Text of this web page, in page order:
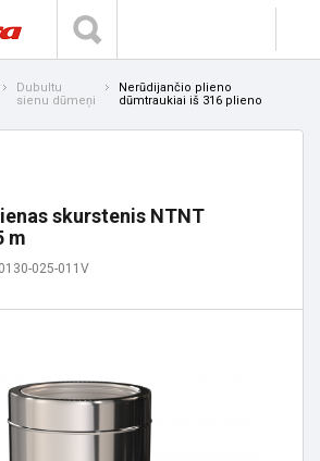
Dubultu
sienu dūmeņi
Nerūdijančio plieno
dūmtraukiai iš 316 plieno
skurstenis NTNT
m
025-011V